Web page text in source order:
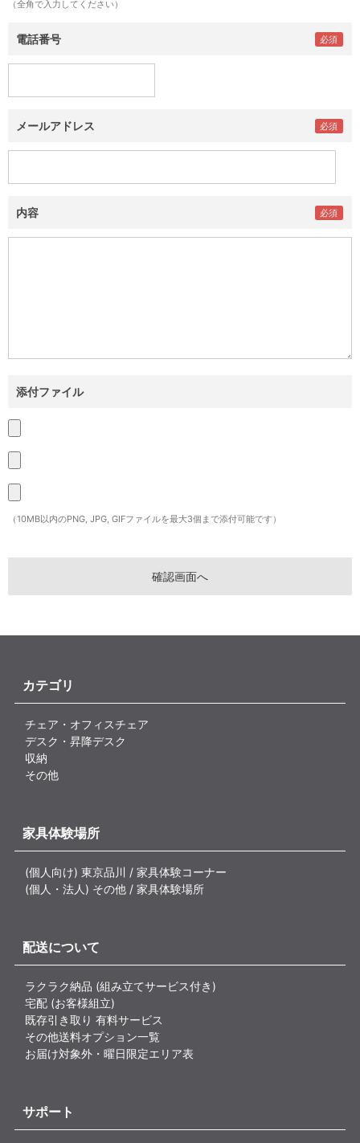
（全角で入力してください）
電話番号
メールアドレス
内容
添付ファイル
（10MB以内のPNG, JPG, GIFファイルを最大3個まで添付可能です）
カテゴリ
チェア・オフィスチェア
デスク・昇降デスク
収納
その他
家具体験場所
(個人向け) 東京品川 / 家具体験コーナー
(個人・法人) その他 / 家具体験場所
配送について
ラクラク納品 (組み立てサービス付き)
宅配 (お客様組立)
既存引き取り 有料サービス
その他送料オプション一覧
お届け対象外・曜日限定エリア表
サポート